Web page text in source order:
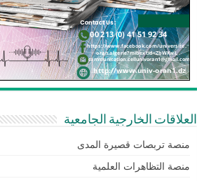
العلاقات الخارجية الجامعية
منصة تربصات قصيرة المدى
منصة التظاهرات العلمية